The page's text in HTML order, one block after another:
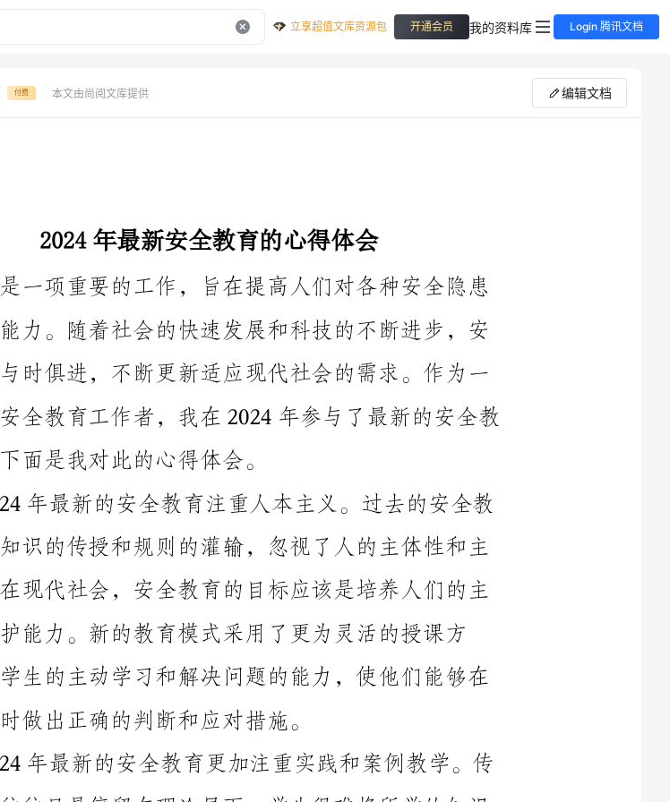
立享超值文库资源包 开通会员 我的资料库 Login 腾讯文档
付费 本文由尚阅文库提供 编辑文档
学来加深学生对安全知识的理解和掌握。通过模拟演习、角色扮
演和实地考察等方式，学生能够亲自参与、体验和观察真实的安
安全教育是一项重要的工作，旨在提高人们对各种安全隐患
全教育也需要与时俱进，不断更新适应现代社会的需求。作为一
名从业多年的安全教育工作者，我在2024年参与了最新的安全教
首先，2024年最新的安全教育注重人本主义。过去的安全教
动性和自我保护能力。新的教育模式采用了更为灵活的授课方
式，注重培养学生的主动学习和解决问题的能力，使他们能够在
面对安全隐患时做出正确的判断和应对措施。
统的安全教育往往只是停留在理论层面，学生很难将所学的知识
应用到实际生活中。而新的教育模式注重通过实践活动和案例教